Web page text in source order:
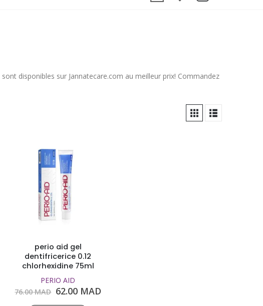
sont disponibles sur Jannatecare.com au meilleur prix! Commandez
perio aid gel
dentifricerice 0.12
chlorhexidine 75ml
PERIO AID
76.00MAD Le
62.00MADLe